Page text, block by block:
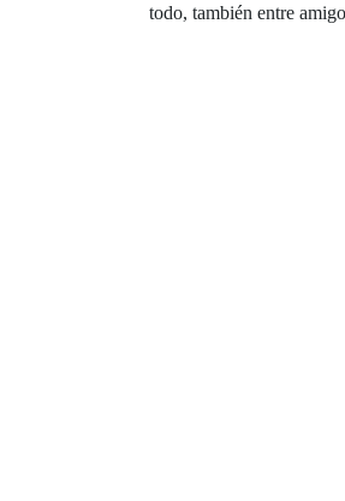
todo, también entre